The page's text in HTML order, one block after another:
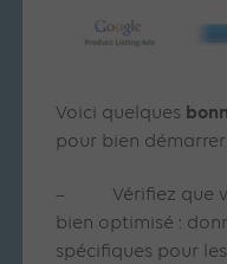
Voici quelques
pour bien
– Vérifiez que
bien optimisé :
spécifiques pour